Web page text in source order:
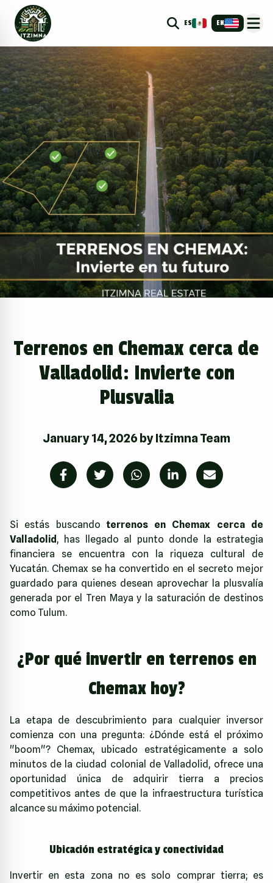
ES EN
Terrenos en Chemax cerca de
Valladolid: Invierte con
Plusvalia
January 14, 2026 byItzimna Team
Si estás buscando terrenos en Chemax cerca de
Valladolid , has llegado al punto donde la estrategia
financiera se encuentra con la riqueza cultural de
Yucatán. Chemax se ha convertido en el secreto mejor
guardado para quienes desean aprovechar la plusvalía
generada por el Tren Maya y la saturación de destinos
como Tulum.
¿Por qué invertir en terrenos en
Chemax hoy?
La etapa de descubrimiento para cualquier inversor
comienza con una pregunta: ¿Dónde está el próximo
"boom"? Chemax, ubicado estratégicamente a solo
minutos de la ciudad colonial de Valladolid, ofrece una
oportunidad única de adquirir tierra a precios
competitivos antes de que la infraestructura turística
alcance su máximo potencial.
Ubicación estratégica y conectividad
Invertir en esta zona no es solo comprar tierra; es